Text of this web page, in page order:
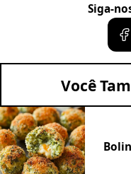
Siga-
Você